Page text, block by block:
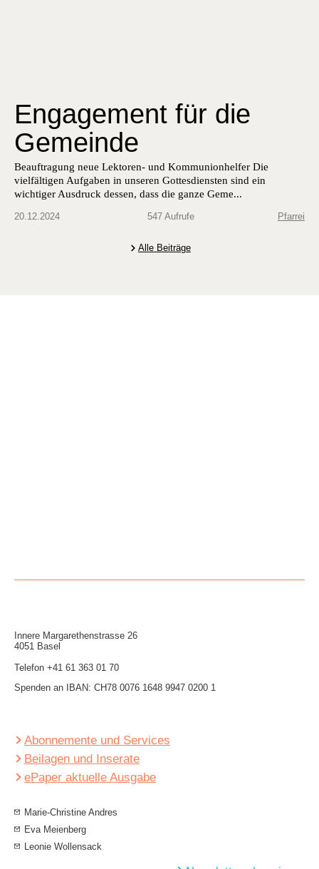
Engagement für die
Gemeinde
Beauf­tra­gung neue Lek­toren- und Kom­mu­nion­helfer Die
vielfälti­gen Auf­gaben in unseren Gottes­di­en­sten sind ein
wichtiger Aus­druck dessen, dass die ganze Geme...
20.12.2024 547 Aufrufe Pfarrei
Alle Beiträge
Innere Mar­garethen­strasse 26
4051 Basel
Telefon +41 61 363 01 70
Spenden an IBAN: CH78 0076 1648 9947 0200 1
Abonnemente und Services
Beilagen und Inserate
ePaper aktuelle Ausgabe
Marie-Christine Andres
Eva Meienberg
Leonie Wollensack